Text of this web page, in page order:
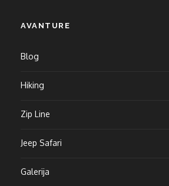
AVANTURE
Blog
Hiking
Zip Line
Jeep Safari
Galerija